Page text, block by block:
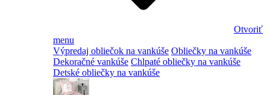
Otvoriť
menu
Výpredaj obliečok na vankúše Obliečky na vankúše
Dekoračné vankúše Chlpaté obliečky na vankúše
Detské obliečky na vankúše